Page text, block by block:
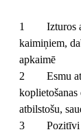
1	Izturos ar cieņu pret apkaimi,
kaimiņiem,
apkaimē
2	Esmu atbildīgs par tīrību, kārtību,
atbilstošu,
3	Pozitīvi attiecos pret kopienu,